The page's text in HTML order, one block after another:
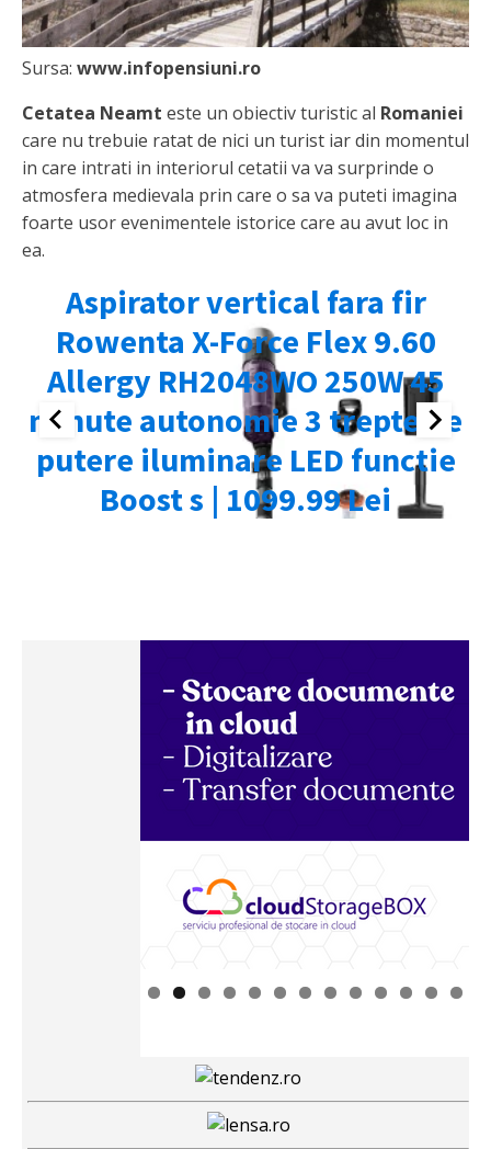
Sursa: www.infopensiuni.ro
Cetatea Neamt este un obiectiv turistic al Romaniei
care nu trebuie ratat de nici un turist iar din momentul
in care intrati in interiorul cetatii va va surprinde o
atmosfera medievala prin care o sa va puteti imagina
foarte usor evenimentele istorice care au avut loc in
ea.